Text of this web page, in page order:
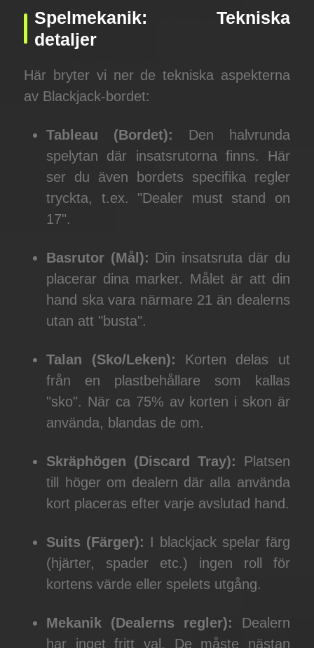
Spelmekanik: Tekniska
detaljer
Här bryter vi ner de tekniska aspekterna
av Blackjack-bordet:
Tableau (Bordet): Den halvrunda
spelytan där insatsrutorna finns. Här
ser du även bordets specifika regler
tryckta, t.ex. "Dealer must stand on
17".
Basrutor (Mål): Din insatsruta där du
placerar dina marker. Målet är att din
hand ska vara närmare 21 än dealerns
utan att "busta".
Talan (Sko/Leken): Korten delas ut
från en plastbehållare som kallas
"sko". När ca 75% av korten i skon är
använda, blandas de om.
Skräphögen (Discard Tray): Platsen
till höger om dealern där alla använda
kort placeras efter varje avslutad hand.
Suits (Färger): I blackjack spelar färg
(hjärter, spader etc.) ingen roll för
kortens värde eller spelets utgång.
Mekanik (Dealerns regler): Dealern
har inget fritt val. De måste nästan